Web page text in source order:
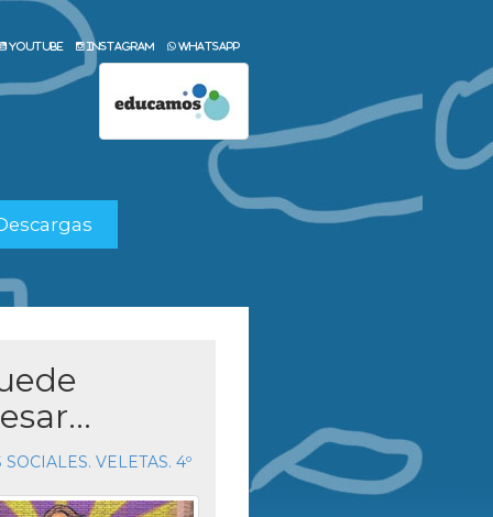
Youtube Instagram Whatsapp
VELETAS. 4º